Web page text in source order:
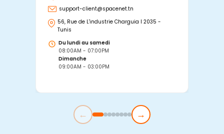
support-client@spacenet.tn
56, Rue de L'industrie Charguia I 2035 -
Tunis
Du lundi au samedi
08:00AM - 07:00PM
Dimanche
09:00AM - 03:00PM
← →